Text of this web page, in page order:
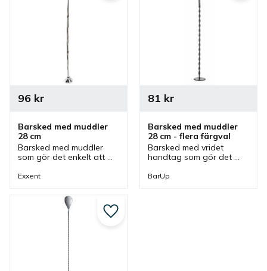
Barsked med muddler
28 cm
Barsked med muddler
som gör det enkelt att
botten på ett glas och
olika ingredienser i
96kr
Exxent
Barsked med muddler
28 cm - flera färgval
Barsked med vridet
handtag som gör det
mycket kraft och
81 kr
BarUp
Lägg till i favoriter